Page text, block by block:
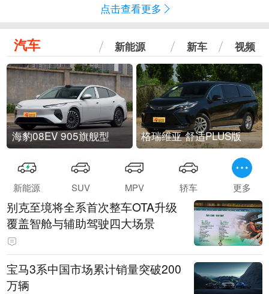
点击查看更多
汽车 新能源 新车 视频
海豹08EV 905旗舰型 格瑞维亚 舒适PLUS版
新能源 SUV MPV 轿车 更多
别克至境将全系首次整车OTA升级
覆盖智舱与辅助驾驶四大场景
宝马3系中国市场累计销量突破200
万辆